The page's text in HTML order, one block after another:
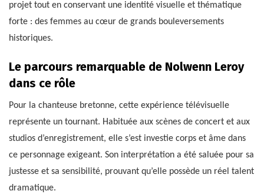
projet tout en conservant une identité visuelle et thématique
forte : des femmes au cœur de grands bouleversements
historiques.
Le parcours remarquable de Nolwenn Leroy
dans ce rôle
Pour la chanteuse bretonne, cette expérience télévisuelle
représente un tournant. Habituée aux scènes de concert et aux
studios d’enregistrement, elle s’est investie corps et âme dans
ce personnage exigeant. Son interprétation a été saluée pour sa
justesse et sa sensibilité, prouvant qu’elle possède un réel talent
dramatique.